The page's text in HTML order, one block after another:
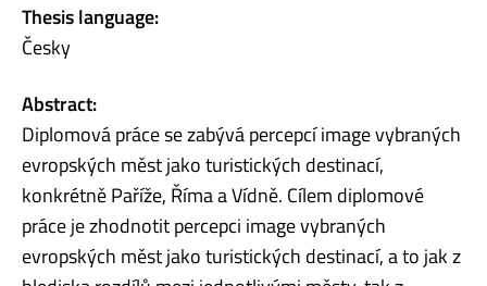
Thesis language:
Česky
Abstract:
Diplomová práce se zabývá percepcí image vybraných
evropských měst jako turistických destinací,
konkrétně Paříže, Říma a Vídně. Cílem diplomové
práce je zhodnotit percepci image vybraných
evropských měst jako turistických destinací, a to jak z